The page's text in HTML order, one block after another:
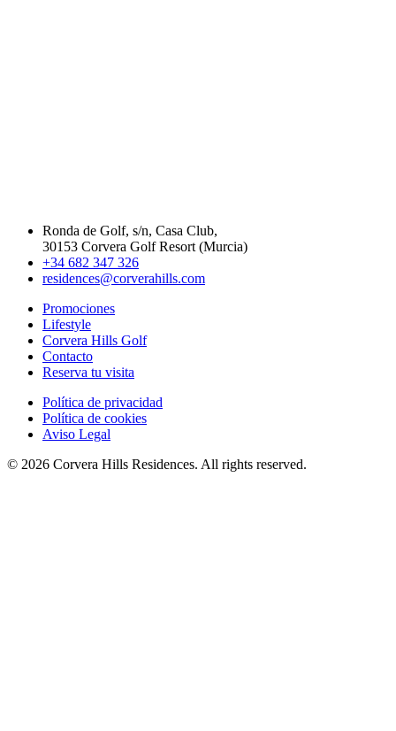
Ronda de Golf, s/n, Casa Club,
30153 Corvera Golf Resort (Murcia)
+34 682 347 326
residences@corverahills.com
Promociones
Lifestyle
Corvera Hills Golf
Contacto
Reserva tu visita
Política de privacidad
Política de cookies
Aviso Legal
© 2026 Corvera Hills Residences. All rights reserved.